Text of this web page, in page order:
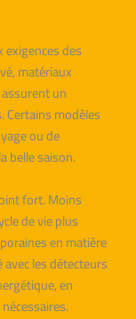
exigences des
matériaux
un
modèles
ou de
belle saison.
fort. Moins
de vie plus
en matière
les détecteurs
en